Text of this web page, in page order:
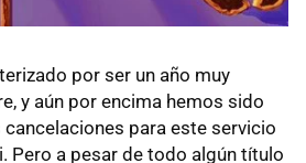
por ser un año muy
y aún por encima hemos sido
para este servicio
Pero a pesar de todo algún título